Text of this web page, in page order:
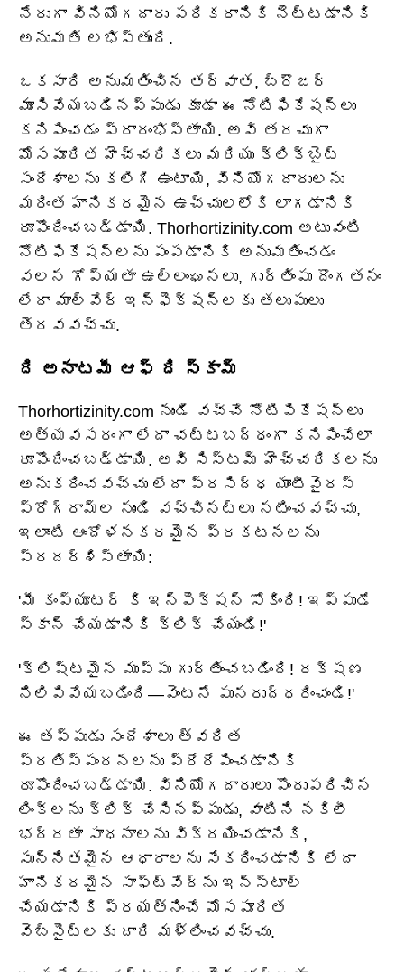
నేరుగా వినియోగదారు పరికరానికి నెట్టడానికి
అనుమతి లభిస్తుంది.
ఒకసారి అనుమతించిన తర్వాత, బ్రౌజర్
మూసివేయబడినప్పుడు కూడా ఈ నోటిఫికేషన్‌లు
కనిపించడం ప్రారంభిస్తాయి. అవి తరచుగా
మోసపూరిత హెచ్చరికలు మరియు క్లిక్‌బైట్
సందేశాలను కలిగి ఉంటాయి, వినియోగదారులను
మరింత హానికరమైన ఉచ్చులలోకి లాగడానికి
రూపొందించబడ్డాయి. Thorhortizinity.com అటువంటి
నోటిఫికేషన్‌లను పంపడానికి అనుమతించడం
వలన గోప్యతా ఉల్లంఘనలు, గుర్తింపు దొంగతనం
లేదా మాల్వేర్ ఇన్‌ఫెక్షన్‌లకు తలుపులు
తెరవవచ్చు.
ది అనాటమీ ఆఫ్ ది స్కామ్
Thorhortizinity.com నుండి వచ్చే నోటిఫికేషన్‌లు
అత్యవసరంగా లేదా చట్టబద్ధంగా కనిపించేలా
రూపొందించబడ్డాయి. అవి సిస్టమ్ హెచ్చరికలను
అనుకరించవచ్చు లేదా ప్రసిద్ధ యాంటీవైరస్
ప్రోగ్రామ్‌ల నుండి వచ్చినట్లు నటించవచ్చు,
ఇలాంటి ఆందోళనకరమైన ప్రకటనలను
ప్రదర్శిస్తాయి:
'మీ కంప్యూటర్ కి ఇన్ఫెక్షన్ సోకింది! ఇప్పుడే
స్కాన్ చేయడానికి క్లిక్ చేయండి!'
'క్లిష్టమైన ముప్పు గుర్తించబడింది! రక్షణ
నిలిపివేయబడింది—వెంటనే పునరుద్ధరించండి!'
ఈ తప్పుడు సందేశాలు త్వరిత
ప్రతిస్పందనలను ప్రేరేపించడానికి
రూపొందించబడ్డాయి. వినియోగదారులు పొందుపరిచిన
లింక్‌లను క్లిక్ చేసినప్పుడు, వాటిని నకిలీ
భద్రతా సాధనాలను విక్రయించడానికి,
సున్నితమైన ఆధారాలను సేకరించడానికి లేదా
హానికరమైన సాఫ్ట్‌వేర్‌ను ఇన్‌స్టాల్
చేయడానికి ప్రయత్నించే మోసపూరిత
వెబ్‌సైట్‌లకు దారి మళ్లించవచ్చు.